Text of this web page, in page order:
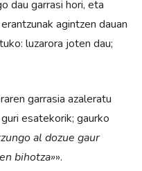
dau garrasi hori, eta
agintzen dauan
luzarora joten dau;
garrasia azaleratu
esatekorik; gaurko
al dozue gaur
bihotza»».